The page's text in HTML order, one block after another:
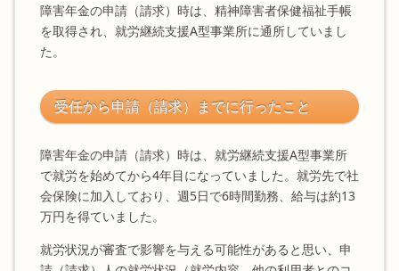
障害年金の申請（請求）時は、精神障害者保健福祉手帳
を取得され、就労継続支援A型事業所に通所していまし
た。
受任から申請（請求）までに行ったこと
障害年金の申請（請求）時は、就労継続支援A型事業所
で就労を始めてから4年目になっていました。就労先で社
会保険に加入しており、週5日で6時間勤務、給与は約13
万円を得ていました。
就労状況が審査で影響を与える可能性があると思い、申